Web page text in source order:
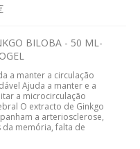
BILOBA - 50 ML-
a manter a circulação
Ajuda a manter e a
a microcirculação
O extracto de Ginkgo
a arteriosclerose,
memória, falta de